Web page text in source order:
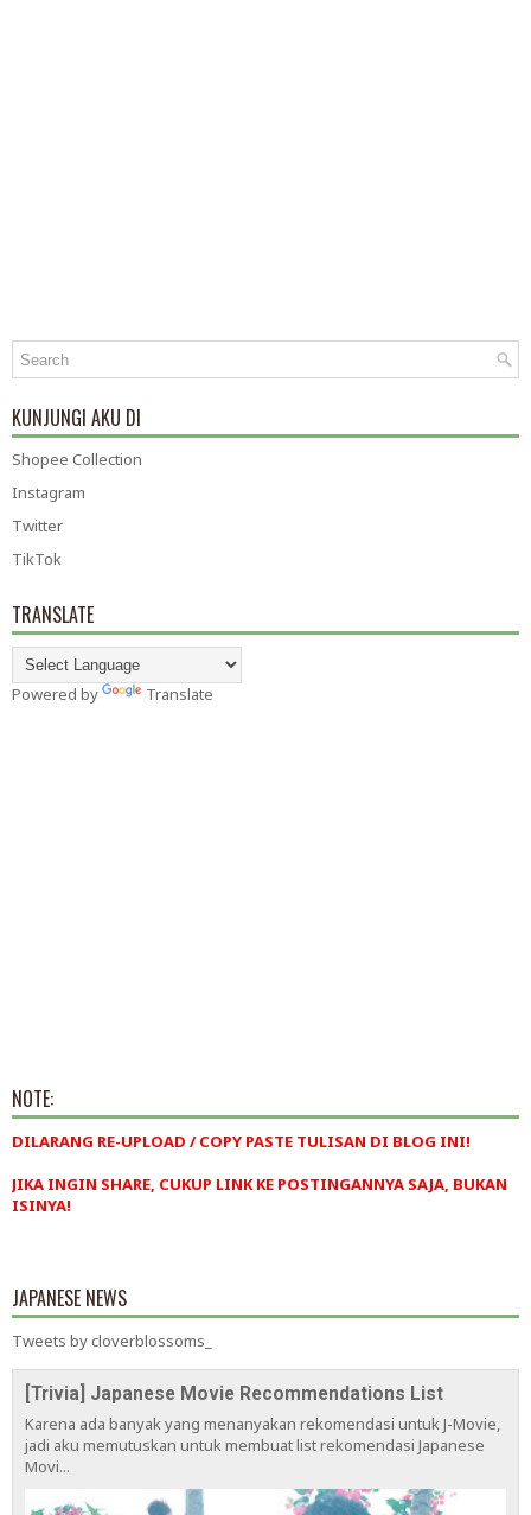
KUNJUNGI AKU DI
Shopee Collection
Instagram
Twitter
TikTok
TRANSLATE
Powered by Translate
NOTE:
DILARANG RE-UPLOAD / COPY PASTE TULISAN DI BLOG INI!
JIKA INGIN SHARE, CUKUP LINK KE POSTINGANNYA SAJA, BUKAN
ISINYA!
JAPANESE NEWS
Tweets by cloverblossoms_
[Trivia] Japanese Movie Recommendations List
Karena ada banyak yang menanyakan rekomendasi untuk J-Movie,
jadi aku memutuskan untuk membuat list rekomendasi Japanese
Movi...